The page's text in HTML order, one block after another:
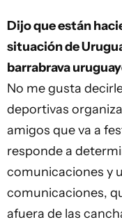
Dijo que están
situación de
barrabrava
No me gusta
deportivas
amigos que va a
responde a
comunicaciones y
comunicaciones,
afuera de las